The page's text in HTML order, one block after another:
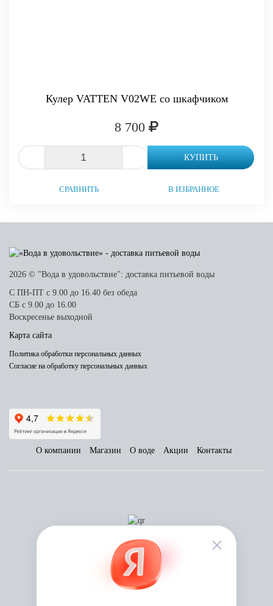
Кулер VATTEN V02WE со шкафчиком
8 700
КУПИТЬ
СРАВНИТЬ В ИЗБРАННОЕ
2026 © "Вода в удовольствие": доставка питьевой воды
С ПН-ПТ с 9.00 до 16.40 без обеда
СБ с 9.00 до 16.00
Воскресенье выходной
Карта сайта
Политика обработки персональных данных
Согласие на обработку персональных данных
О компании Магазин О воде Акции Контакты